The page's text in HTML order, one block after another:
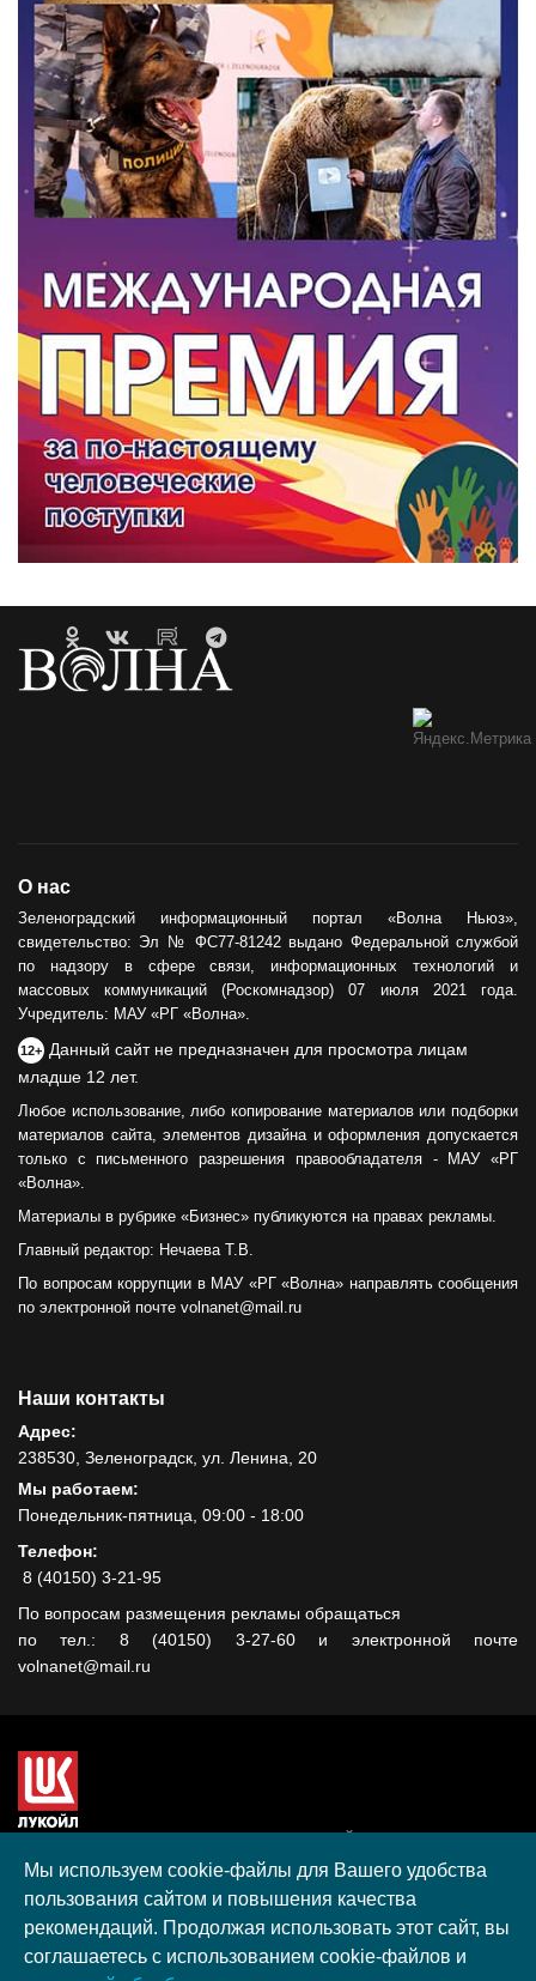
О нас
Зеленоградский информационный портал «Волна Ньюз»,
свидетельство: Эл № ФС77-81242 выдано Федеральной службой
по надзору в сфере связи, информационных технологий и
массовых коммуникаций (Роскомнадзор) 07 июля 2021 года.
Учредитель: МАУ «РГ «Волна».
12+ Данный сайт не предназначен для просмотра лицам
младше 12 лет.
Любое использование, либо копирование материалов или подборки
материалов сайта, элементов дизайна и оформления допускается
только с письменного разрешения правообладателя - МАУ «РГ
«Волна».
Материалы в рубрике «Бизнес» публикуются на правах рекламы.
Главный редактор: Нечаева Т.В.
По вопросам коррупции в МАУ «РГ «Волна» направлять сообщения
по электронной почте volnanet@mail.ru
Наши контакты
Адрес:
238530, Зеленоградск, ул. Ленина, 20
Мы работаем:
Понедельник-пятница, 09:00 - 18:00
Телефон:
8 (40150) 3-21-95
По вопросам размещения рекламы обращаться
по тел.: 8 (40150) 3-27-60 и электронной почте
volnanet@mail.ru
гранта, полученного в рамках XIII Конкурса социальных и
культурных проектов ПАО "ЛУКОЙЛ" на территории
Калининградской области в 2020 году
Согласие на обработку персональных данных
Разработка, поддержка и продвижение S-Media group
Мы используем cookie-файлы для Вашего удобства
пользования сайтом и повышения качества
рекомендаций. Продолжая использовать этот сайт, вы
соглашаетесь с использованием cookie-файлов и